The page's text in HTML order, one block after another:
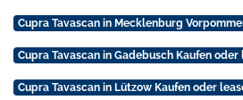
Cupra Tavascan in Mecklenburg
Cupra Tavascan in Gadebusch Kaufen oder
Cupra Tavascan in Lützow Kaufen oder